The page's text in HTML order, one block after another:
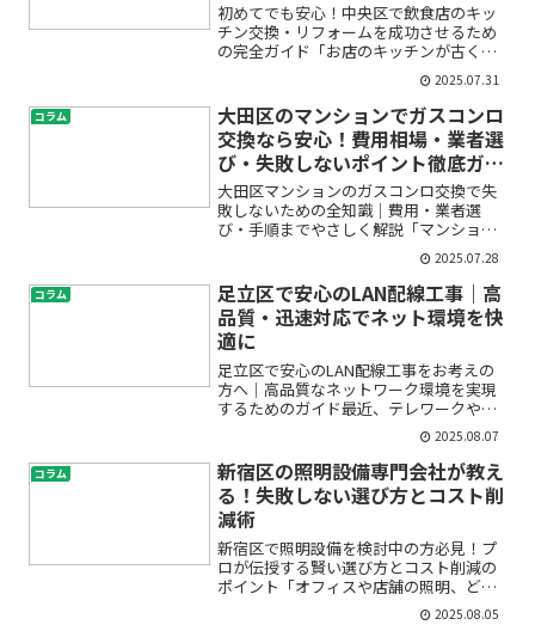
初めてでも安心！中央区で飲食店のキッ
チン交換・リフォームを成功させるため
の完全ガイド「お店のキッチンが古くな
ってきた」「もっと効率良く調理した
い」「リニューアルで売上も伸ばしたい
けど、どこから手をつければいいの？」――
中央区で飲食店を経営さ...
2025.07.31
コラム
大田区のマンションでガスコンロ
交換なら安心！費用相場・業者選
び・失敗しないポイント徹底ガイ
ド
大田区マンションのガスコンロ交換で失
敗しないための全知識｜費用・業者選
び・手順までやさしく解説「マンション
のガスコンロが古くなり交換を考えてい
るけど、何から始めていいかわからな
い」「費用や業者選びで失敗しないか不
安」…そんな悩みをお持ちでは...
2025.07.28
コラム
足立区で安心のLAN配線工事｜高
品質・迅速対応でネット環境を快
適に
足立区で安心のLAN配線工事をお考えの
方へ｜高品質なネットワーク環境を実現
するためのガイド最近、テレワークやオ
ンライン学習、ネット動画の利用などで
「ネットが遅い」「接続が不安定」「Wi-
Fiでは足りない」とお悩みの方が増えて
います。特に、オ...
2025.08.07
コラム
新宿区の照明設備専門会社が教え
る！失敗しない選び方とコスト削
減術
新宿区で照明設備を検討中の方必見！プ
ロが伝授する賢い選び方とコスト削減の
ポイント「オフィスや店舗の照明、どこ
に相談したらいいの？」「省エネや防犯
も気になるけれど、どうすればいい？」
2025.08.05